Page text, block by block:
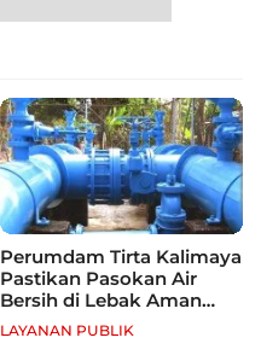
Perumdam Tirta Kalimaya
Pastikan Pasokan Air
Bersih di Lebak Aman
Selama Kemarau
LAYANAN PUBLIK